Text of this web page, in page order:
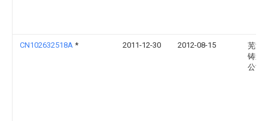
CN102632518A * 2011-12-30 2012-08-15
芜湖
铸造
公司